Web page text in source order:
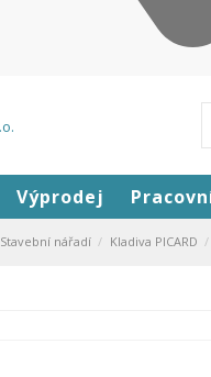
Výprodej
Stavební nářadí Kladiva PICARD